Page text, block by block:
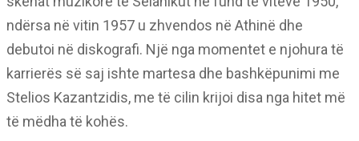
ndërsa në vitin 1957 u zhvendos në Athinë dhe
debutoi në diskografi. Një nga momentet e njohura të
karrierës së saj ishte martesa dhe bashkëpunimi me
Stelios Kazantzidis, me të cilin krijoi disa nga hitet më
të mëdha të kohës.